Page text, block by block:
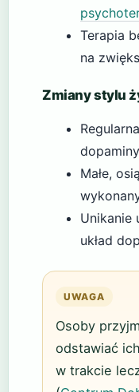
Terapia
na
Zmiany stylu
Małe,
Unikanie
układ
UWAGA
Osoby
odstawiać
w trakcie